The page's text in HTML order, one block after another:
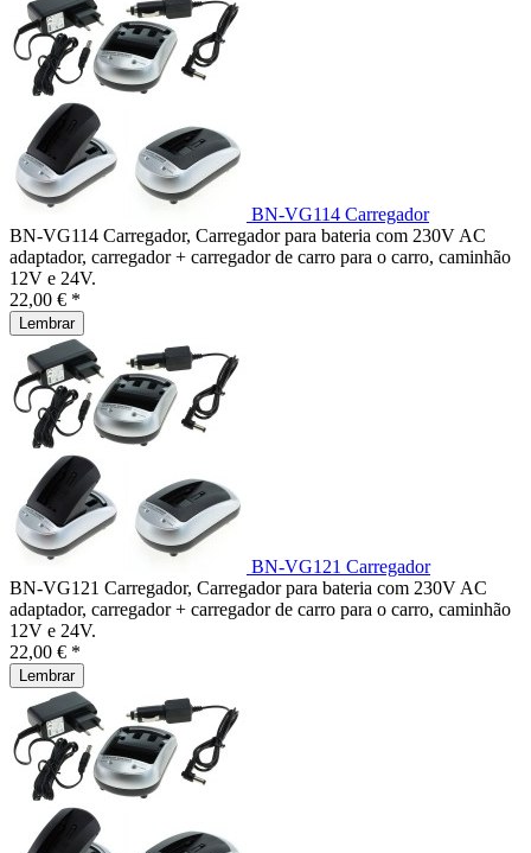
BN-VG114 Carregador
BN-VG114 Carregador, Carregador para bateria com 230V AC
adaptador, carregador + carregador de carro para o carro, caminhão
12V e 24V.
22,00 € *
Lembrar
BN-VG121 Carregador
BN-VG121 Carregador, Carregador para bateria com 230V AC
adaptador, carregador + carregador de carro para o carro, caminhão
12V e 24V.
22,00 € *
Lembrar